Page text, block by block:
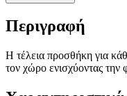
Περιγραφή
Η τέλεια προσθήκη για
τον χώρο ενισχύοντας την